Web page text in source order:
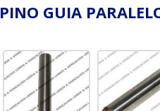
PINO GUIA